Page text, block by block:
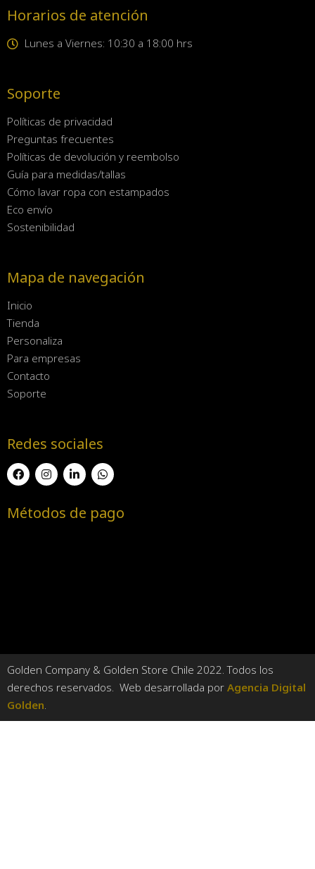
Horarios de atención
Lunes a Viernes: 10:30 a 18:00 hrs
Soporte
Políticas de privacidad
Preguntas frecuentes
Políticas de devolución y reembolso
Guía para medidas/tallas
Cómo lavar ropa con estampados
Eco envío
Sostenibilidad
Mapa de navegación
Inicio
Tienda
Personaliza
Para empresas
Contacto
Soporte
Redes sociales
Métodos de pago
Golden Company & Golden Store Chile 2022. Todos los
derechos reservados. Web desarrollada por Agencia Digital
Golden.